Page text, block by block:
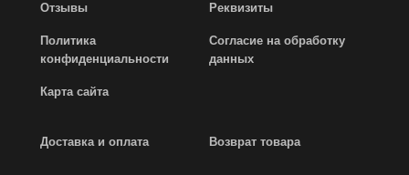
Отзывы Реквизиты
Политика
конфиденциальности
Согласие на обработку
данных
Карта сайта
Доставка и оплата Возврат товара